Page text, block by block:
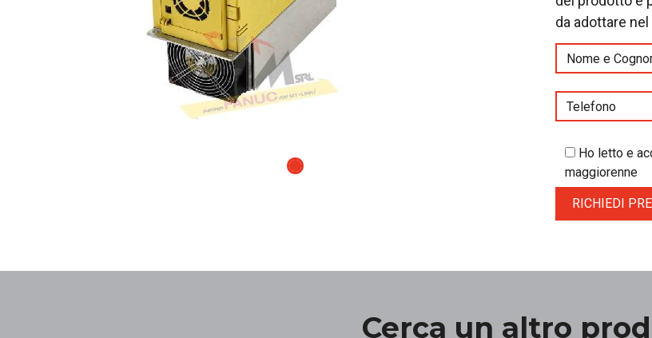
da adottare
Ho letto e
maggiorenne
Cerca un altro